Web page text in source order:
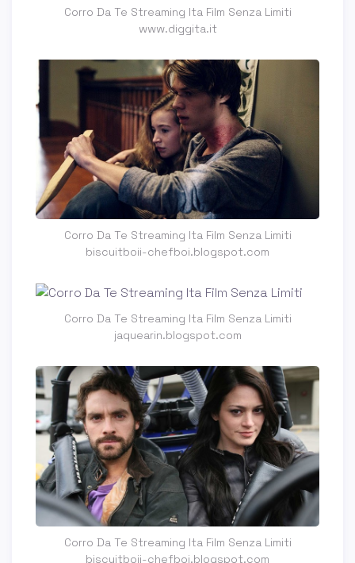
Corro Da Te Streaming Ita Film Senza Limiti
www.diggita.it
Corro Da Te Streaming Ita Film Senza Limiti
biscuitboii-chefboi.blogspot.com
Corro Da Te Streaming Ita Film Senza Limiti
jaquearin.blogspot.com
Corro Da Te Streaming Ita Film Senza Limiti
biscuitboii-chefboi.blogspot.com